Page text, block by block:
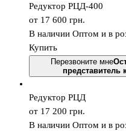
Редуктор РЦД-400
от 17 600 грн.
В наличии Оптом и в
Купить
Перезвоните мне
представитель
Редуктор РЦД
от 17 200 грн.
В наличии Оптом и в